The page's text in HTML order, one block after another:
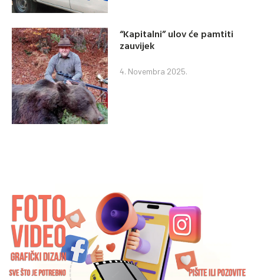
“Kapitalni” ulov će pamtiti
zauvijek
4. Novembra 2025.